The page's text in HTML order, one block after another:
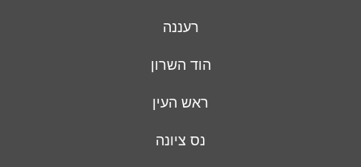
רעננה
הוד השרון
ראש העין
נס ציונה